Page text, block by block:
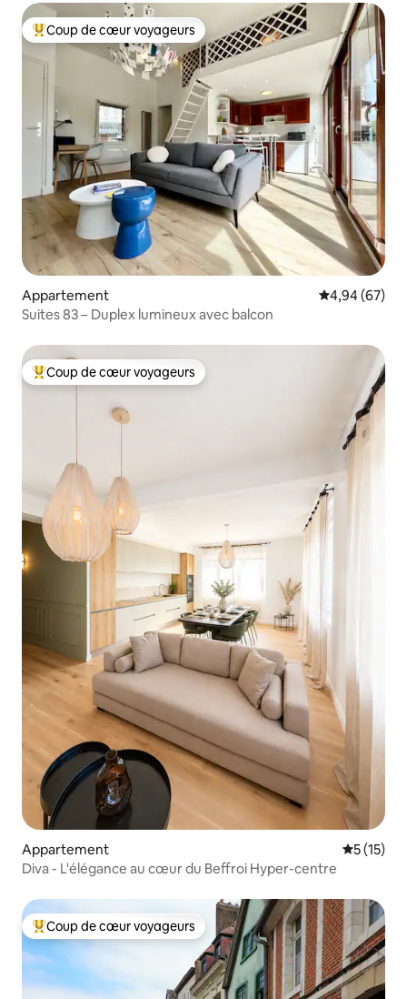
Coups de cœur voyageurs les plus appréciés
Coup de cœur voyageurs
Appartement Évaluation
4,94 (67)
Suites 83 – Duplex lumineux avec balcon
Coups de cœur voyageurs les plus appréciés
Coup de cœur voyageurs
Appartement
5 (15)
Diva - L'élégance au cœur du Beffroi Hyper-centre
Coups de cœur voyageurs les plus appréciés
Coup de cœur voyageurs